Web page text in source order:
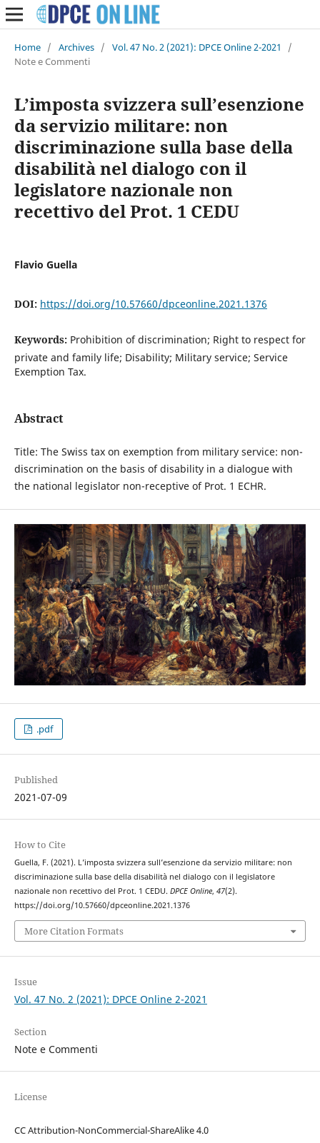
Home / Archives / Vol. 47 No. 2 (2021): DPCE Online 2-2021
/
Note e Commenti
L’imposta svizzera sull’esenzione
da servizio militare: non
discriminazione sulla base della
disabilità nel dialogo con il
legislatore nazionale non
recettivo del Prot. 1 CEDU
Flavio Guella
DOI: https://doi.org/10.57660/dpceonline.2021.1376
Keywords: Prohibition of discrimination; Right to respect for
private and family life; Disability; Military service; Service
Exemption Tax.
Abstract
Title: The Swiss tax on exemption from military service: non-
discrimination on the basis of disability in a dialogue with
the national legislator non-receptive of Prot. 1 ECHR.
.pdf
Published
2021-07-09
How to Cite
Guella, F. (2021). L’imposta svizzera sull’esenzione da servizio militare: non
discriminazione sulla base della disabilità nel dialogo con il legislatore
nazionale non recettivo del Prot. 1 CEDU. DPCE Online, 47(2).
https://doi.org/10.57660/dpceonline.2021.1376
More Citation Formats
Issue
Vol. 47 No. 2 (2021): DPCE Online 2-2021
Section
Note e Commenti
License
CC Attribution-NonCommercial-ShareAlike 4.0